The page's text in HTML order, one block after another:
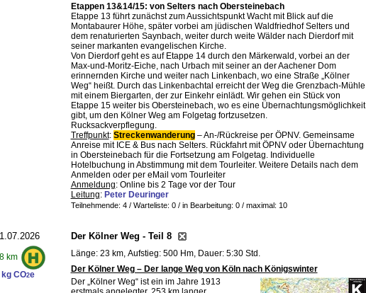
Etappen 13&14/15: von Selters nach Obersteinebach
Etappe 13 führt zunächst zum Aussichtspunkt Wacht mit Blick auf die
Montabaurer Höhe, später vorbei am jüdischen Waldfriedhof Selters und
dem renaturierten Saynbach, weiter durch weite Wälder nach Dierdorf mit
seiner markanten evangelischen Kirche.
Von Dierdorf geht es auf Etappe 14 durch den Märkerwald, vorbei an der
Max-und-Moritz-Eiche, nach Urbach mit seiner an der Aachener Dom
erinnernden Kirche und weiter nach Linkenbach, wo eine Straße „Kölner
Weg“ heißt. Durch das Linkenbachtal erreicht der Weg die Grenzbach-Mühle
mit einem Biergarten, der zur Einkehr einlädt. Wir gehen ein Stück von
Etappe 15 weiter bis Obersteinebach, wo es eine Übernachtungsmöglichkeit
gibt, um den Kölner Weg am Folgetag fortzusetzen.
Rucksackverpflegung.
Treffpunkt: Streckenwanderung– An-/Rückreise per ÖPNV. Gemeinsame
Anreise mit ICE & Bus nach Selters. Rückfahrt mit ÖPNV oder Übernachtung
in Obersteinebach für die Fortsetzung am Folgetag. Individuelle
Hotelbuchung in Abstimmung mit dem Tourleiter. Weitere Details nach dem
Anmelden oder per eMail vom Tourleiter
Anmeldung: Online bis 2 Tage vor der Tour
Leitung: Peter Deuringer
Teilnehmende: 4 / Warteliste: 0 / in Bearbeitung: 0 / maximal: 10
km
CO2e
Der Kölner Weg - Teil 8
Länge: 23 km, Aufstieg: 500 Hm, Dauer: 5:30 Std.
Der Kölner Weg – Der lange Weg von Köln nach Königswinter
Der „Kölner Weg“ ist ein im Jahre 1913